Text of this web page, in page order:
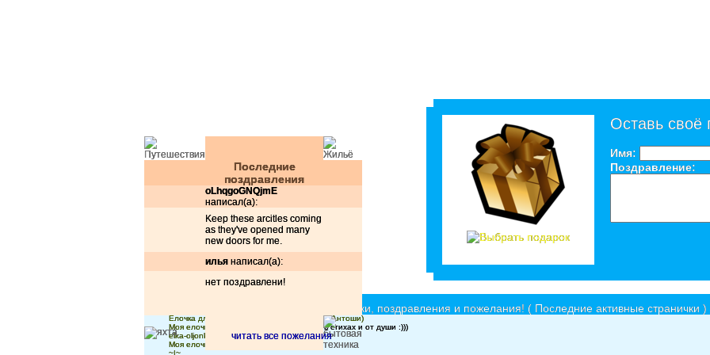
Последние
поздравления
oLhqgoGNQjmE
написал(а):
Keep these arcitles coming
as they've opened many
new doors for me.
илья написал(а):
нет поздравлени!
читать все пожелания
Оставь своё
Имя:
Поздравление:
Ёлочки красавицы - принимают подарки, поздравления и пожелания! ( Последние активные странички )
Ёлочка для любимого котёночка (сыночка Антоши)
Моя елочка!
Принимаю поздравления и в стихах и от души :)))
elka-oljonka
самая красивая елка !
Моя елочка новогодних поздравлений
~|~